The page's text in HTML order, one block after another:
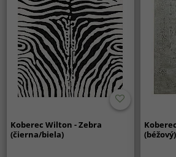
Koberec Wilton - Zebra
(čierna/biela)
(béžový)